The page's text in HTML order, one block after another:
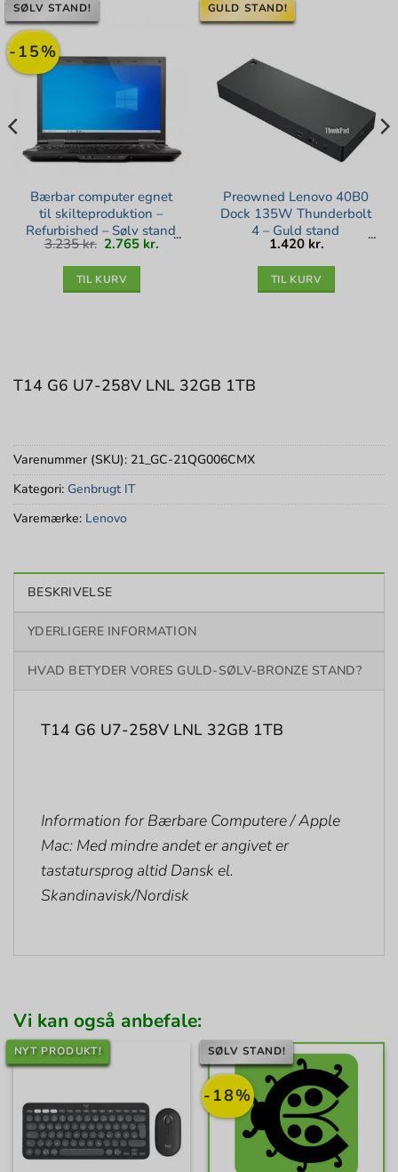
-15%
SØLV STAND!
Bærbar computer egnet
til skilteproduktion –
Refurbished – Sølv stand
3.235kr. Den
oprindelige
pris
2.765 kr. Den
TIL KURV
GULD STAND!
Preowned Lenovo 40B0
Dock 135W Thunderbolt
4 – Guld stand
1.420 kr.
TIL KURV
T14 G6 U7-258V LNL 32GB 1TB
Varenummer (SKU): 21_GC-21QG006CMX
Kategori: Genbrugt IT
Varemærke: Lenovo
BESKRIVELSE
YDERLIGERE INFORMATION
HVAD BETYDER VORES GULD-SØLV-BRONZE STAND?
T14 G6 U7-258V LNL 32GB 1TB
Information for Bærbare Computere / Apple
Mac: Med mindre andet er angivet er
tastatursprog altid Dansk el.
Skandinavisk/Nordisk
Vi kan også anbefale:
NYT PRODUKT!
-18%
SØLV STAND!